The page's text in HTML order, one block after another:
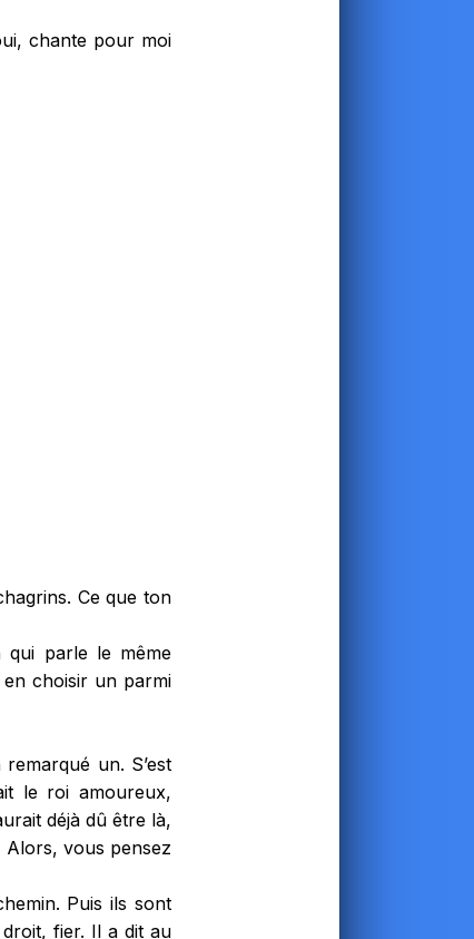
chante pour moi
Ce que ton
parle le même
choisir un parmi
un. S’est
le roi amoureux,
déjà dû être là,
Alors, vous pensez
Puis ils sont
fier. Il a dit au